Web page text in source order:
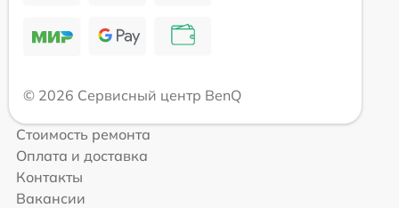
© 2026 Сервисный центр BenQ
Стоимость ремонта
Оплата и доставка
Контакты
Вакансии